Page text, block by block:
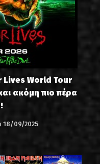
Lives World Tour
ακόμη πιο πέρα
18/09/2025